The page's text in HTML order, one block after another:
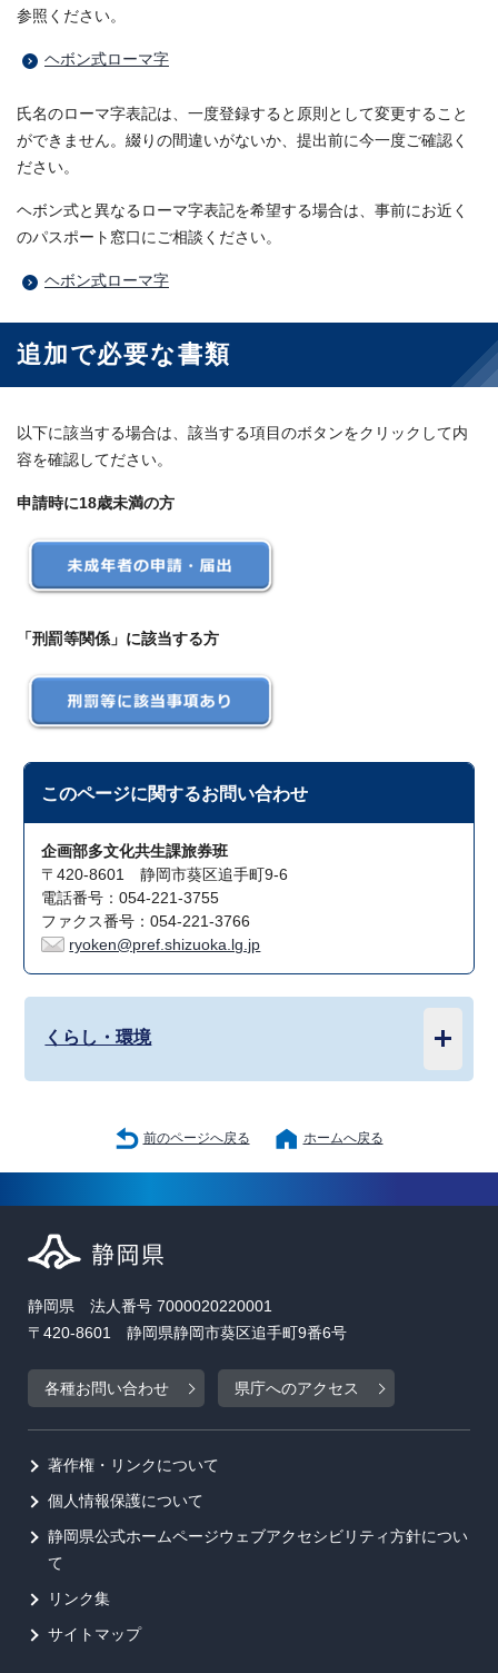
参照ください。
ヘボン式ローマ字
氏名のローマ字表記は、一度登録すると原則として変更すること
ができません。綴りの間違いがないか、提出前に今一度ご確認く
ださい。
ヘボン式と異なるローマ字表記を希望する場合は、事前にお近く
のパスポート窓口にご相談ください。
ヘボン式ローマ字
追加で必要な書類
以下に該当する場合は、該当する項目のボタンをクリックして内
容を確認してださい。
申請時に18歳未満の方
「刑罰等関係」に該当する方
このページに関するお問い合わせ
企画部多文化共生課旅券班
〒420-8601 静岡市葵区追手町9-6
電話番号：054-221-3755
ファクス番号：054-221-3766
ryoken@pref.shizuoka.lg.jp
くらし・環境
前のページへ戻る ホームへ戻る
静岡県 法人番号 7000020220001
〒420-8601 静岡県静岡市葵区追手町9番6号
各種お問い合わせ 県庁へのアクセス
著作権・リンクについて
個人情報保護について
静岡県公式ホームページウェブアクセシビリティ方針につい
て
リンク集
サイトマップ